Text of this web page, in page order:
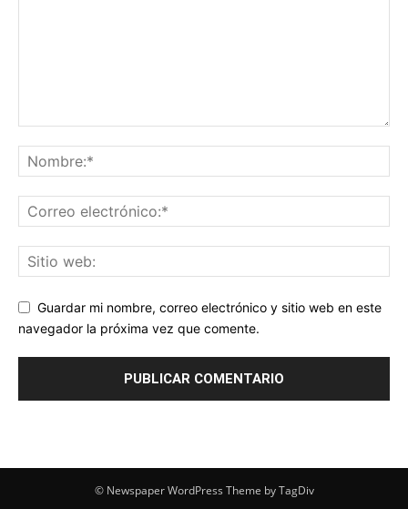
Guardar mi nombre, correo electrónico y sitio web en este
navegador la próxima vez que comente.
© Newspaper WordPress Theme by TagDiv